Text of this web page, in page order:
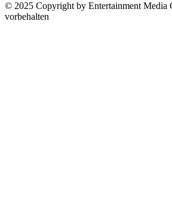
© 2025 Copyright by Entertainment Media
vorbehalten